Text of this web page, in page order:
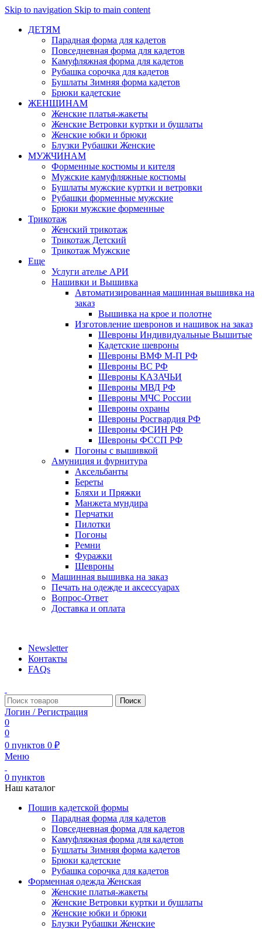
Skip to navigation Skip to main content
ДЕТЯМ
Парадная форма для кадетов
Повседневная форма для кадетов
Камуфляжная форма для кадетов
Рубашка сорочка для кадетов
Бушлаты Зимняя форма кадетов
Брюки кадетские
ЖЕНЩИНАМ
Женские платья-жакеты
Женские Ветровки куртки и бушлаты
Женские юбки и брюки
Блузки Рубашки Женские
МУЖЧИНАМ
Форменные костюмы и кителя
Мужские камуфляжные костюмы
Бушлаты мужские куртки и ветровки
Рубашки форменные мужские
Брюки мужские форменные
Трикотаж
Женский трикотаж
Трикотаж Детский
Трикотаж Мужские
Еще
Услуги ателье АРИ
Нашивки и Вышивка
Автоматизированная машинная вышивка на
заказ
Вышивка на крое и полотне
Изготовление шевронов и нашивок на заказ
Шевроны Индивидуальные Вышитые
Кадетские шевроны
Шевроны ВМФ М-П РФ
Шевроны ВС РФ
Шевроны КАЗАЧЬИ
Шевроны МВД РФ
Шевроны МЧС России
Шевроны охраны
Шевроны Росгвардия РФ
Шевроны ФСИН РФ
Шевроны ФССП РФ
Погоны с вышивкой
Амуниция и фурнитура
Аксельбанты
Береты
Бляхи и Пряжки
Манжета мундира
Перчатки
Пилотки
Погоны
Ремни
Фуражки
Шевроны
Машинная вышивка на заказ
Печать на одежде и аксессуарах
Вопрос-Ответ
Доставка и оплата
Newsletter
Контакты
FAQs
Поиск
Логин / Регистрация
0
0
0 пунктов 0 ₽
Меню
0 пунктов
Наш каталог
Пошив кадетской формы
Парадная форма для кадетов
Повседневная форма для кадетов
Камуфляжная форма для кадетов
Бушлаты Зимняя форма кадетов
Брюки кадетские
Рубашка сорочка для кадетов
Форменная одежда Женская
Женские платья-жакеты
Женские Ветровки куртки и бушлаты
Женские юбки и брюки
Блузки Рубашки Женские